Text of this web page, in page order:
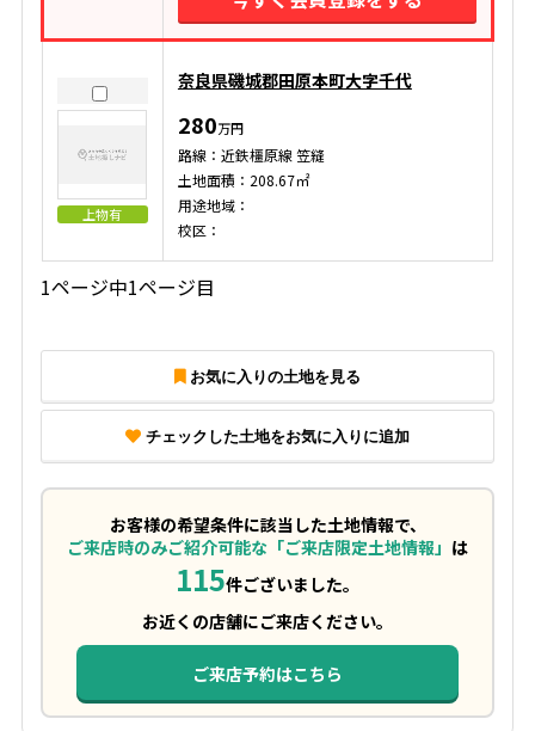
上物有
奈良県磯城郡田原本町大字千代
280万円
路線：近鉄橿原線 笠縫
土地面積：208.67㎡
用途地域：
校区：
1ページ中1ページ目
お気に入りの土地を見る
チェックした土地をお気に入りに追加
お客様の希望条件に該当した土地情報で、
ご来店時のみご紹介可能な「ご来店限定土地情報」 は
115件ございました。
お近くの店舗にご来店ください。
ご来店予約はこちら